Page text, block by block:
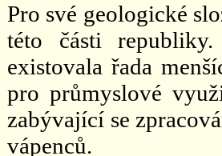
Pro své geologické
této části republiky.
existovala řada
pro průmyslové
zabývající se
vápenců.